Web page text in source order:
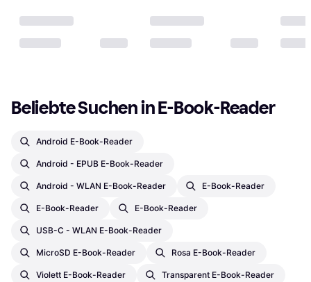
Beliebte Suchen in E-Book-Reader
Android E-Book-Reader
Android - EPUB E-Book-Reader
Android - WLAN E-Book-Reader E-Book-Reader
E-Book-Reader E-Book-Reader
USB-C - WLAN E-Book-Reader
MicroSD E-Book-Reader Rosa E-Book-Reader
Violett E-Book-Reader Transparent E-Book-Reader